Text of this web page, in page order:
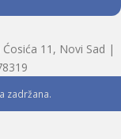
Ćosića 11, Novi Sad |
zadržana.